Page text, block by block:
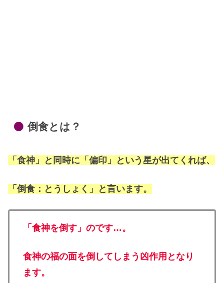
倒食とは？
「食神」と同時に「偏印」という星が出てくれば、
「倒食：とうしょく」と言います。
「食神を倒す」のです…。
食神の福の面を倒してしまう凶作用となり
ます。